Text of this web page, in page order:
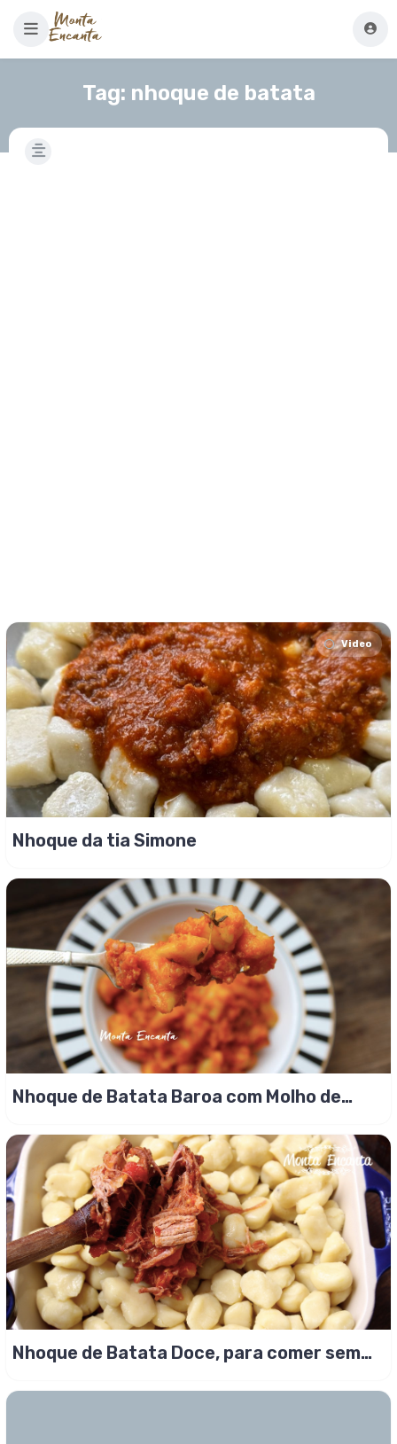
Tag: nhoque de batata
Video
Nhoque da tia Simone
Nhoque de Batata Baroa com Molho de
Nhoque de Batata Doce, para comer sem